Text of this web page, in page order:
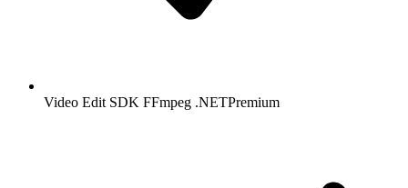
Video Edit SDK FFmpeg .NETPremium